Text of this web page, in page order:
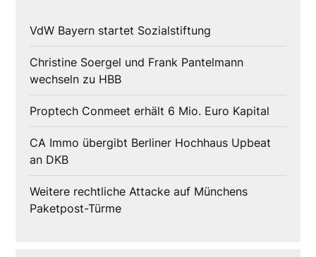
VdW Bayern startet Sozialstiftung
Christine Soergel und Frank Pantelmann
wechseln zu HBB
Proptech Conmeet erhält 6 Mio. Euro Kapital
CA Immo übergibt Berliner Hochhaus Upbeat
an DKB
Weitere rechtliche Attacke auf Münchens
Paketpost-Türme